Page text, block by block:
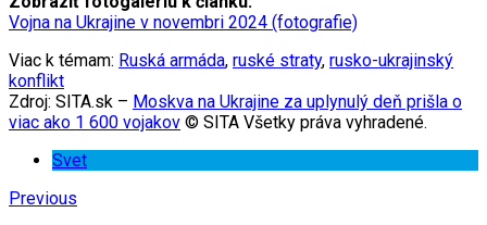
Vojna na Ukrajine v novembri 2024 (fotografie)
Viac k témam: Ruská armáda, ruské straty, rusko-ukrajinský
konflikt
Zdroj: SITA.sk – Moskva na Ukrajine za uplynulý deň prišla o
viac ako 1 600 vojakov © SITA Všetky práva vyhradené.
Svet
Previous